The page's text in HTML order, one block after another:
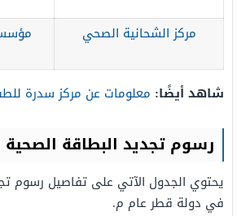
مركز الشحانية الصحي
شاهد أيضًا: معلومات عن مركز سدرة
رسوم تجديد البطاقة الصحية
يحتوي الجدول الآتي على تفاصيل رسوم
في دولة قطر عام م.